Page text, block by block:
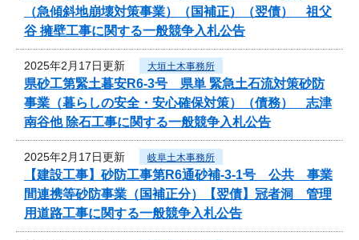
（急傾斜地崩壊対策事業）（国補正）（翌債） 祖父
谷 擁壁工事に関する一般競争入札公告
2025年2月17日更新 大垣土木事務所
県砂工第緊土暮安R6-3号 県単 緊急土石流対策砂防
事業（暮らしの安全・安心確保対策）（債務） 志津
南谷他 除石工事に関する一般競争入札公告
2025年2月17日更新 岐阜土木事務所
【建設工事】砂防工事第R6通砂補-3-1号 公共 事業
間連携等砂防事業（国補正分）【翌債】冠者洞 管理
用道路工事に関する一般競争入札公告